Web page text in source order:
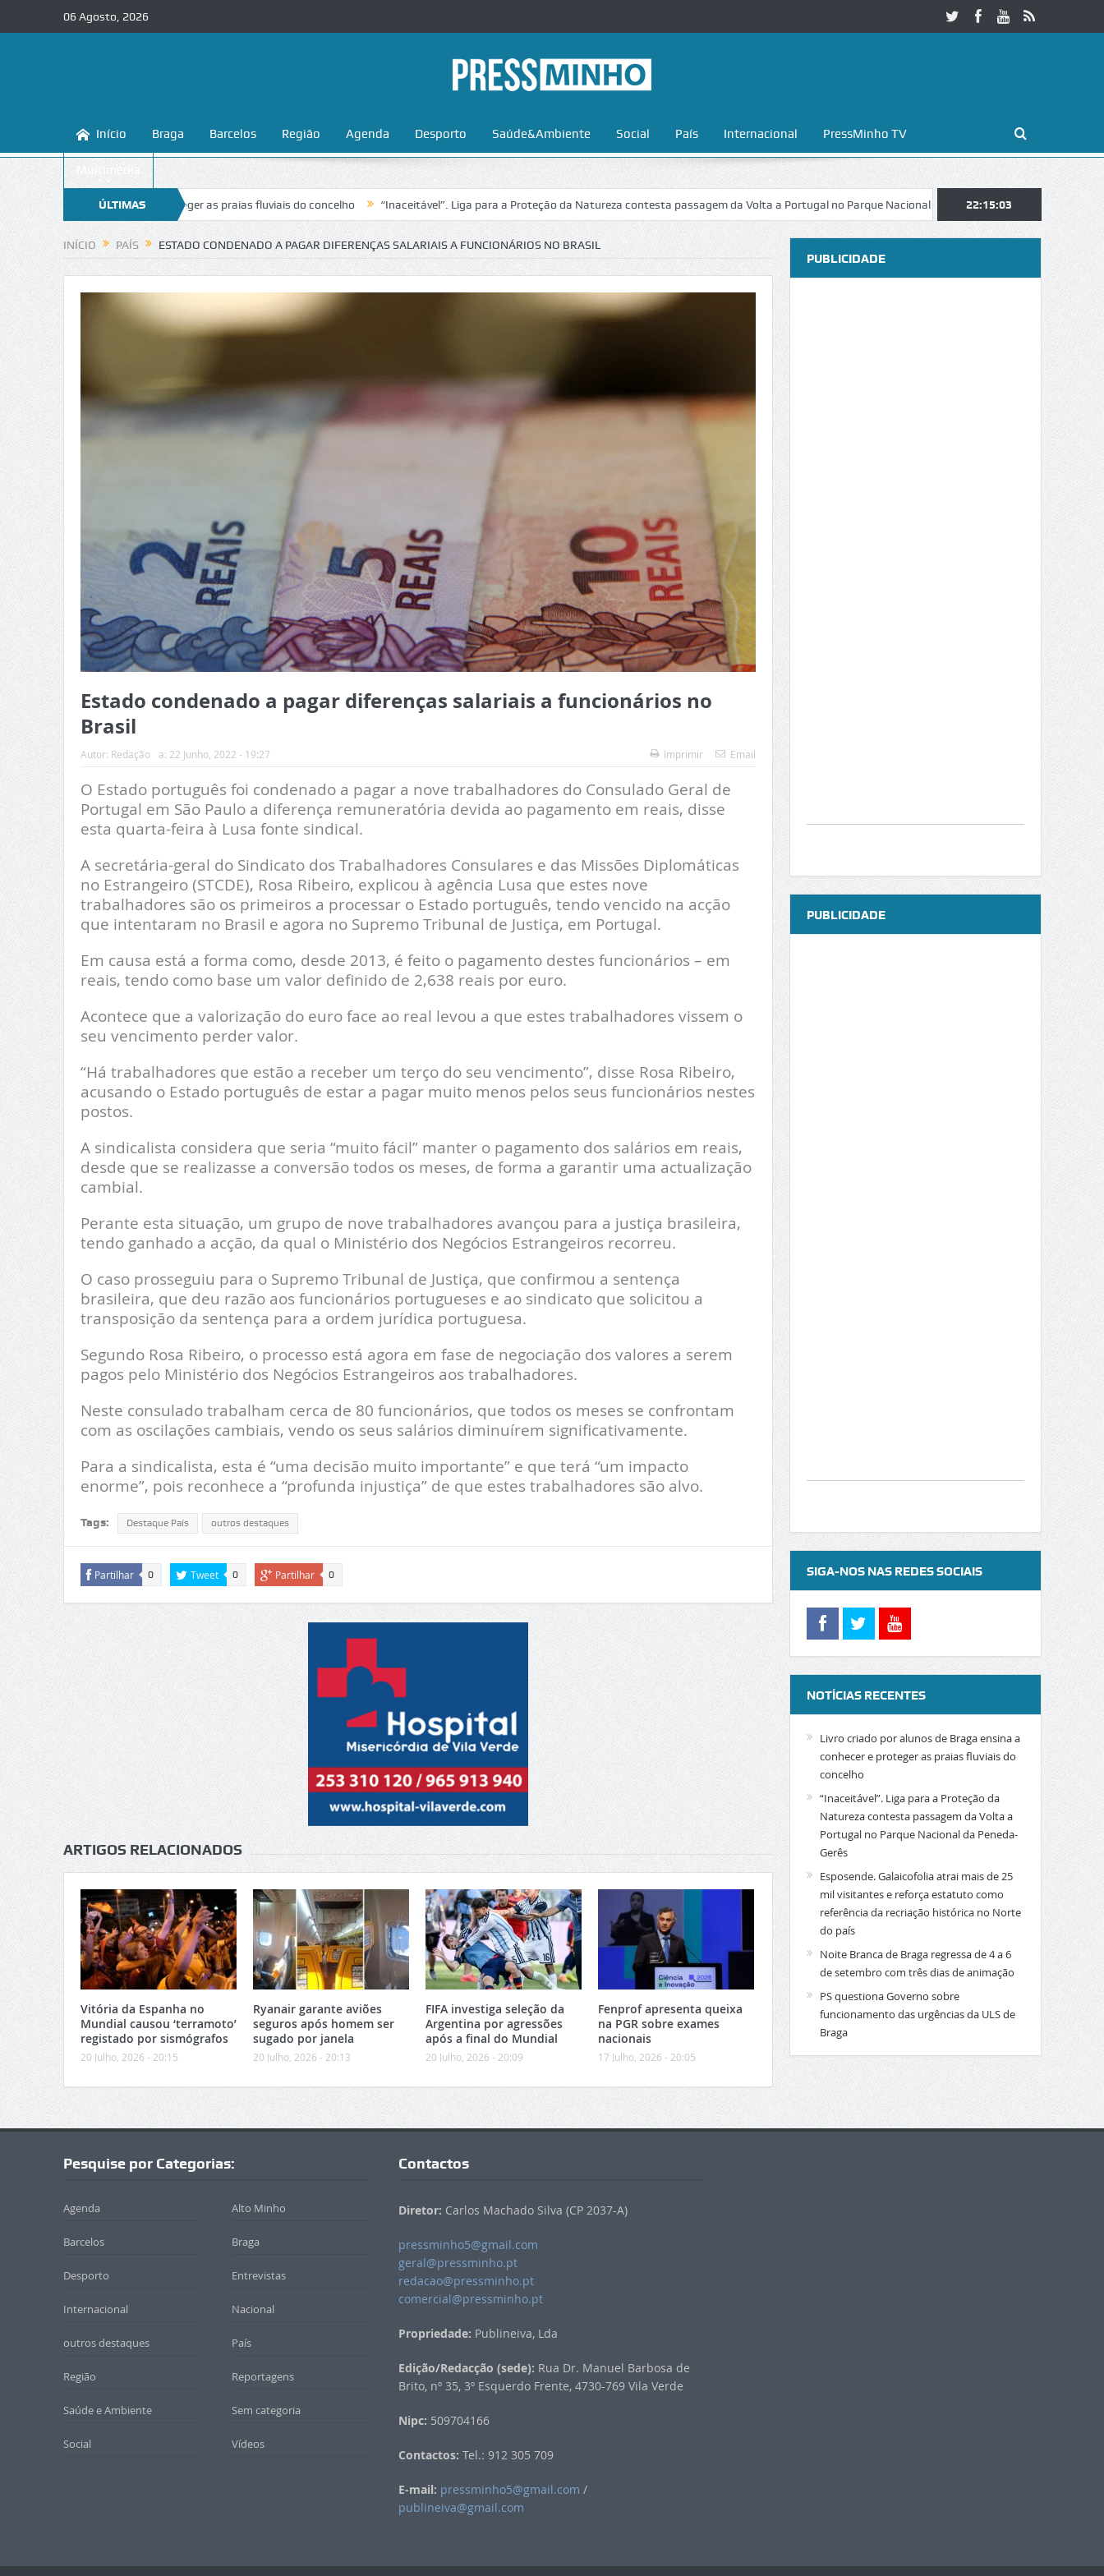
06 Agosto, 2026
Início Braga Barcelos Região Agenda Desporto Saúde&Ambiente Social País Internacional PressMinho TV
Multimédia
ÚLTIMAS
NOTÍCIAS
a conhecer e proteger as praias fluviais do concelho “Inaceitável”. Liga para a Proteção da Natureza contesta passagem da Volta a Portugal no Parque Nacional da Peneda-Gerês Esposende.
22:15:04
INÍCIO PAÍS ESTADO CONDENADO A PAGAR DIFERENÇAS SALARIAIS A FUNCIONÁRIOS NO BRASIL
Estado condenado a pagar diferenças salariais a funcionários no
Brasil
Autor: Redação a: 22 Junho, 2022 - 19:27 Imprimir Email
O Estado português foi condenado a pagar a nove trabalhadores do Consulado Geral de
Portugal em São Paulo a diferença remuneratória devida ao pagamento em reais, disse
esta quarta-feira à Lusa fonte sindical.
A secretária-geral do Sindicato dos Trabalhadores Consulares e das Missões Diplomáticas
no Estrangeiro (STCDE), Rosa Ribeiro, explicou à agência Lusa que estes nove
trabalhadores são os primeiros a processar o Estado português, tendo vencido na acção
que intentaram no Brasil e agora no Supremo Tribunal de Justiça, em Portugal.
Em causa está a forma como, desde 2013, é feito o pagamento destes funcionários – em
reais, tendo como base um valor definido de 2,638 reais por euro.
Acontece que a valorização do euro face ao real levou a que estes trabalhadores vissem o
seu vencimento perder valor.
“Há trabalhadores que estão a receber um terço do seu vencimento”, disse Rosa Ribeiro,
acusando o Estado português de estar a pagar muito menos pelos seus funcionários nestes
postos.
A sindicalista considera que seria “muito fácil” manter o pagamento dos salários em reais,
desde que se realizasse a conversão todos os meses, de forma a garantir uma actualização
cambial.
Perante esta situação, um grupo de nove trabalhadores avançou para a justiça brasileira,
tendo ganhado a acção, da qual o Ministério dos Negócios Estrangeiros recorreu.
O caso prosseguiu para o Supremo Tribunal de Justiça, que confirmou a sentença
brasileira, que deu razão aos funcionários portugueses e ao sindicato que solicitou a
transposição da sentença para a ordem jurídica portuguesa.
Segundo Rosa Ribeiro, o processo está agora em fase de negociação dos valores a serem
pagos pelo Ministério dos Negócios Estrangeiros aos trabalhadores.
Neste consulado trabalham cerca de 80 funcionários, que todos os meses se confrontam
com as oscilações cambiais, vendo os seus salários diminuírem significativamente.
Para a sindicalista, esta é “uma decisão muito importante” e que terá “um impacto
enorme”, pois reconhece a “profunda injustiça” de que estes trabalhadores são alvo.
Tags: Destaque País outros destaques
Partilhar 0 Tweet 0 Partilhar 0
ARTIGOS RELACIONADOS
Vitória da Espanha no
Mundial causou ‘terramoto’
registado por sismógrafos
20 Julho, 2026 - 20:15
Ryanair garante aviões
seguros após homem ser
sugado por janela
20 Julho, 2026 - 20:13
FIFA investiga seleção da
Argentina por agressões
após a final do Mundial
20 Julho, 2026 - 20:09
Fenprof apresenta queixa
na PGR sobre exames
nacionais
17 Julho, 2026 - 20:05
PUBLICIDADE
PUBLICIDADE
SIGA-NOS NAS REDES SOCIAIS
NOTÍCIAS RECENTES
Livro criado por alunos de Braga ensina a
conhecer e proteger as praias fluviais do
concelho
“Inaceitável”. Liga para a Proteção da
Natureza contesta passagem da Volta a
Portugal no Parque Nacional da Peneda-
Gerês
Esposende. Galaicofolia atrai mais de 25
mil visitantes e reforça estatuto como
referência da recriação histórica no Norte
do país
Noite Branca de Braga regressa de 4 a 6
de setembro com três dias de animação
PS questiona Governo sobre
funcionamento das urgências da ULS de
Braga
Pesquise por Categorias:
Agenda Alto Minho
Barcelos Braga
Desporto Entrevistas
Internacional Nacional
outros destaques País
Região Reportagens
Saúde e Ambiente Sem categoria
Social Vídeos
Contactos
Diretor: Carlos Machado Silva (CP 2037-A)
pressminho5@gmail.com
geral@pressminho.pt
redacao@pressminho.pt
comercial@pressminho.pt
Propriedade: Publineiva, Lda
Edição/Redacção (sede): Rua Dr. Manuel Barbosa de
Brito, nº 35, 3º Esquerdo Frente, 4730-769 Vila Verde
Nipc: 509704166
Contactos: Tel.: 912 305 709
E-mail: pressminho5@gmail.com /
publineiva@gmail.com